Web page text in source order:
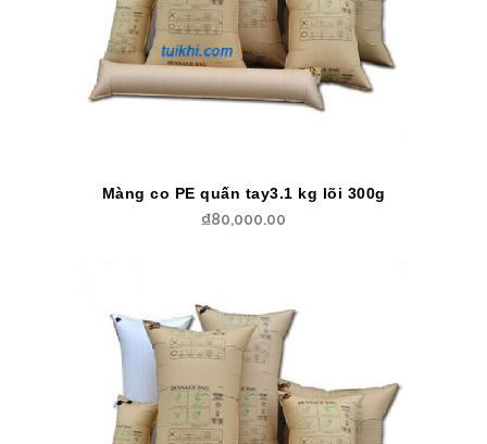
Màng co PE quấn tay3.1 kg lõi 300g
₫80,000.00